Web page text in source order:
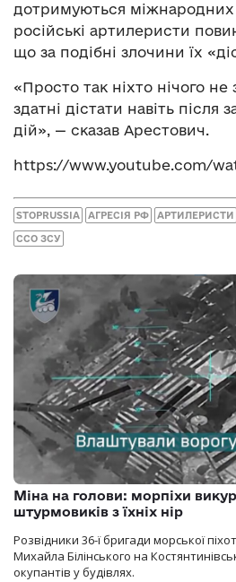
дотримуються
російські артилеристи
що за подібні злочини їх
«Просто так ніхто нічого
здатні дістати навіть після
дій», — сказав Арестович.
https://www.youtube.com/
STOPRUSSIA АГРЕСІЯ РФ АРТИЛЕРИСТИ
ССО ЗСУ
Міна на голови: морпіхи
штурмовиків з їхніх нір
Розвідники 36-ї бригади морської
Михайла Білінського на
окупантів у будівлях.